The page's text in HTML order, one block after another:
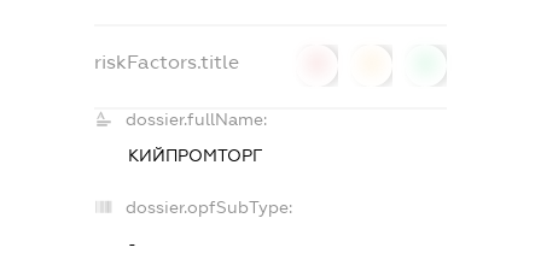
riskFactors.title
dossier.fullName:
КИЙПРОМТОРГ
dossier.opfSubType:
-